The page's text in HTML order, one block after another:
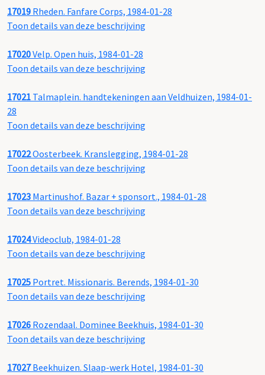
17019 Rheden. Fanfare Corps, 1984-01-28
Toon details van deze beschrijving
17020Velp. Open huis, 1984-01-28
Toon details van deze beschrijving
17021 Talmaplein. handtekeningen aan Veldhuizen, 1984-01-
28
Toon details van deze beschrijving
17022Oosterbeek. Kranslegging, 1984-01-28
Toon details van deze beschrijving
17023 Martinushof. Bazar + sponsort., 1984-01-28
Toon details van deze beschrijving
17024Videoclub, 1984-01-28
Toon details van deze beschrijving
17025 Portret. Missionaris. Berends, 1984-01-30
Toon details van deze beschrijving
17026 Rozendaal. Dominee Beekhuis, 1984-01-30
Toon details van deze beschrijving
17027Beekhuizen. Slaap-werk Hotel, 1984-01-30